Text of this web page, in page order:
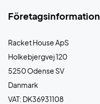
Företagsinformation
Racket House ApS
Holkebjergvej 120
5250 Odense SV
Danmark
VAT: DK36931108